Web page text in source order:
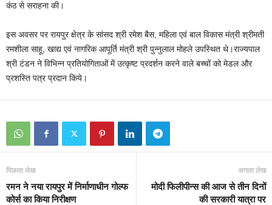
कंठ से सराहना की।
इस अवसर पर रायपुर क्षेत्र के सांसद श्री रमेश बैस, महिला एवं बाल विकास मंत्री श्रीमती
रमशीला साहू, खाद्य एवं नागरिक आपूर्ति मंत्री श्री पुन्नुलाल मोहले उपस्थित थे।राज्यपाल
श्री टंडन ने विभिन्न प्रतियोगिताओं में उत्कृष्ट प्रदर्शन करने वाले बच्चों को मेडल और
प्रशस्ति पत्र प्रदान किये।
पिछला लेख
रमन ने नया रायपुर में निर्माणाधीन गोल्फ
कोर्स का किया निरीक्षण
अगला लेख
मोदी फिलीपीन्स की आज से तीन दिनों
की सरकारी यात्रा पर